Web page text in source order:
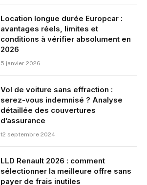
Location longue durée Europcar :
avantages réels, limites et
conditions à vérifier absolument en
2026
5 janvier 2026
Vol de voiture sans effraction :
serez-vous indemnisé ? Analyse
détaillée des couvertures
d’assurance
12 septembre 2024
LLD Renault 2026 : comment
sélectionner la meilleure offre sans
payer de frais inutiles